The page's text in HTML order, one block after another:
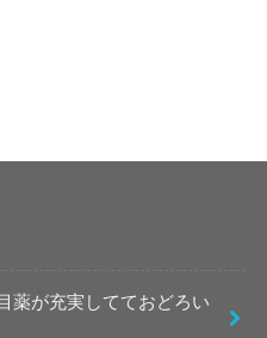
薬が充実してておどろい